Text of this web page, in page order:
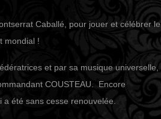
Caballé, pour jouer et célébrer le
mondial !
et par sa musique universelle,
COUSTEAU. Encore
a été sans cesse renouvelée.